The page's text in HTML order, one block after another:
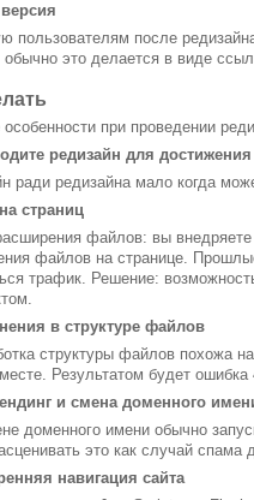
пользователям после
обычно это делается в виде
при проведении
редизайн для
ради редизайна мало когда
страниц
файлов: вы внедряете
файлов на странице.
трафик. Решение:
в структуре файлов
структуры файлов похожа
Результатом будет
и смена доменного
доменного имени обычно
это как случай
навигация сайта